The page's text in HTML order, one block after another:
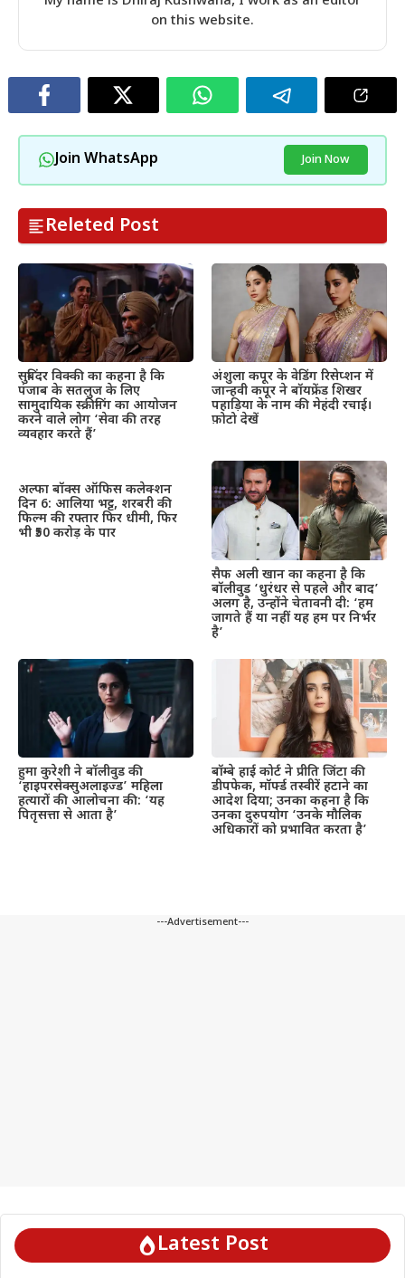
on this website.
Join WhatsApp Join Now
Releted Post
सुबिंदर विक्की का कहना है कि
पंजाब के सतलुज के लिए
सामुदायिक स्क्रीनिंग का आयोजन
करने वाले लोग ‘सेवा की तरह
व्यवहार करते हैं’
अंशुला कपूर के वेडिंग रिसेप्शन में
जान्हवी कपूर ने बॉयफ्रेंड शिखर
पहाड़िया के नाम की मेहंदी रचाई।
फ़ोटो देखें
अल्फा बॉक्स ऑफिस कलेक्शन
दिन 6: आलिया भट्ट, शरबरी की
फिल्म की रफ्तार फिर धीमी, फिर
भी ₹50 करोड़ के पार
सैफ अली खान का कहना है कि
बॉलीवुड ‘धुरंधर से पहले और बाद’
अलग है, उन्होंने चेतावनी दी: ‘हम
जागते हैं या नहीं यह हम पर निर्भर
है’
हुमा कुरेशी ने बॉलीवुड की
‘हाइपरसेक्सुअलाइज्ड’ महिला
हत्यारों की आलोचना की: ‘यह
पितृसत्ता से आता है’
बॉम्बे हाई कोर्ट ने प्रीति जिंटा की
डीपफेक, मॉर्फ्ड तस्वीरें हटाने का
आदेश दिया; उनका कहना है कि
उनका दुरुपयोग ‘उनके मौलिक
अधिकारों को प्रभावित करता है’
---Advertisement---
Latest Post